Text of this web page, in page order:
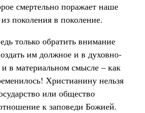
смертельно поражает наше
поколения в поколение.
только обратить внимание
им должное и в духовно-
в материальном смысле – как
Христианину нельзя
или общество
к заповеди Божией.